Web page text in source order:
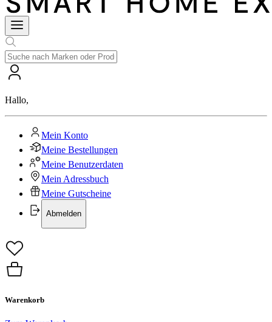
Hallo,
Mein Konto
Meine Bestellungen
Meine Benutzerdaten
Mein Adressbuch
Meine Gutscheine
Abmelden
Warenkorb